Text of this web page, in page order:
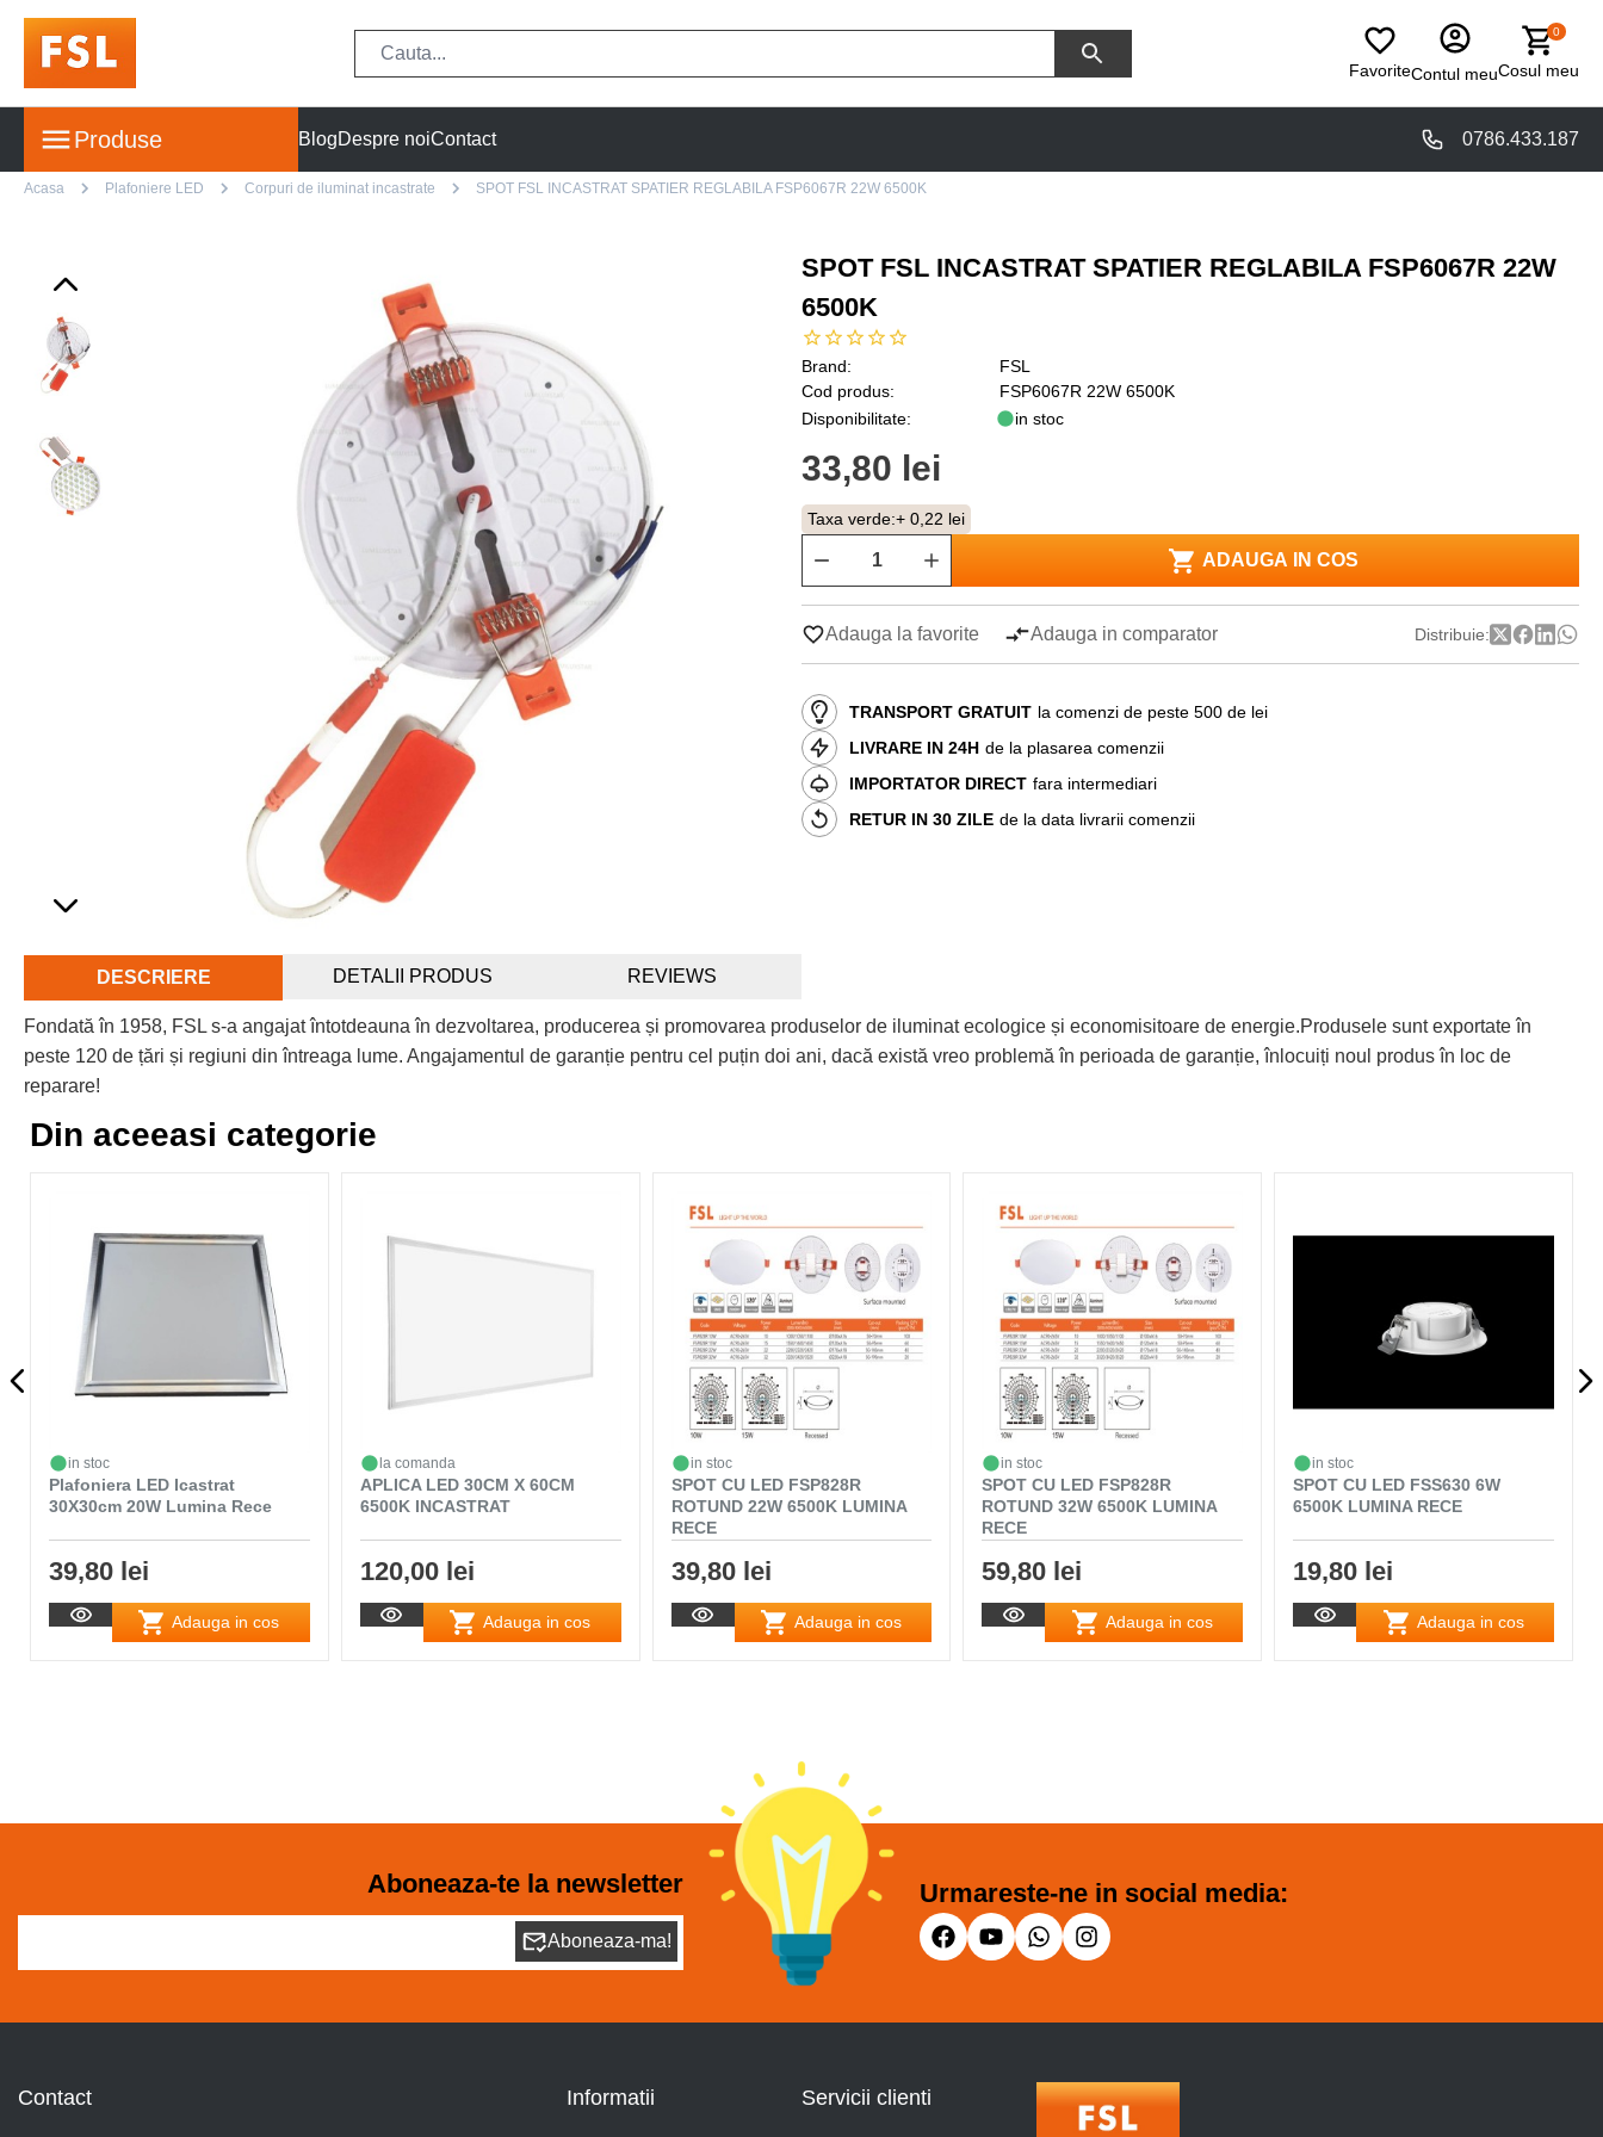
FavoriteContul meu
0
Cosul meu
Produse BlogDespre noiContact 0786.433.187
Acasa Plafoniere LED Corpuri de iluminat incastrate SPOT FSL INCASTRAT SPATIER REGLABILA FSP6067R 22W 6500K
SPOT FSL INCASTRAT SPATIER REGLABILA FSP6067R 22W
6500K
Brand:
FSL
Cod produs:
FSP6067R 22W 6500K
Disponibilitate:
in stoc
33,80 lei
Taxa verde:+ 0,22 lei
ADAUGA IN COS
Adauga la favorite Adauga in comparator Distribuie:
TRANSPORT GRATUIT la comenzi de peste 500 de lei
LIVRARE IN 24H de la plasarea comenzii
IMPORTATOR DIRECT fara intermediari
RETUR IN 30 ZILE de la data livrarii comenzii
DESCRIERE DETALII PRODUS REVIEWS
Fondată în 1958, FSL s-a angajat întotdeauna în dezvoltarea, producerea și promovarea produselor de iluminat ecologice și economisitoare de energie.Produsele sunt exportate în
peste 120 de țări și regiuni din întreaga lume. Angajamentul de garanție pentru cel puțin doi ani, dacă există vreo problemă în perioada de garanție, înlocuiți noul produs în loc de
reparare!
Din aceeasi categorie
in stoc
Plafoniera LED Icastrat
30X30cm 20W Lumina Rece
39,80 lei
Adauga in cos
la comanda
APLICA LED 30CM X 60CM
6500K INCASTRAT
120,00 lei
Adauga in cos
in stoc
SPOT CU LED FSP828R
ROTUND 22W 6500K LUMINA
RECE
39,80 lei
Adauga in cos
in stoc
SPOT CU LED FSP828R
ROTUND 32W 6500K LUMINA
RECE
59,80 lei
Adauga in cos
in stoc
SPOT CU LED FSS630 6W
6500K LUMINA RECE
19,80 lei
Adauga in cos
Aboneaza-te la newsletter
Aboneaza-ma!
Urmareste-ne in social media:
Contact Informatii Servicii clienti